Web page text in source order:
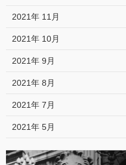
2021年 11月
2021年 10月
2021年 9月
2021年 8月
2021年 7月
2021年 5月